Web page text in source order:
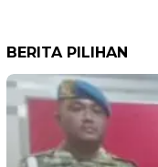
BERITA PILIHAN